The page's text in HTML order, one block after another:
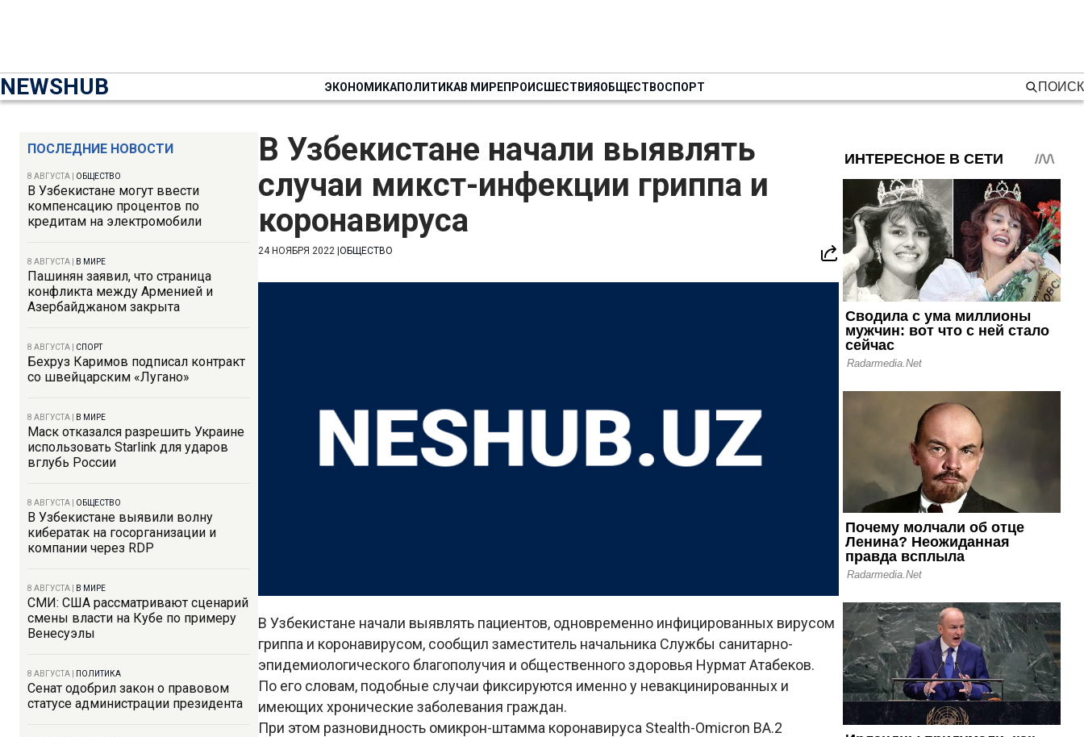
NEWSHUB ЭКОНОМИКАПОЛИТИКАВ МИРЕПРОИСШЕСТВИЯОБЩЕСТВОСПОРТ ПОИСК
ПОСЛЕДНИЕ НОВОСТИ
8 АВГУСТА ОБЩЕСТВО
В Узбекистане могут ввести
компенсацию процентов по
кредитам на электромобили
8 АВГУСТА В МИРЕ
Пашинян заявил, что страница
конфликта между Арменией и
Азербайджаном закрыта
8 АВГУСТА СПОРТ
Бехруз Каримов подписал контракт
со швейцарским «Лугано»
8 АВГУСТА В МИРЕ
Маск отказался разрешить Украине
использовать Starlink для ударов
вглубь России
8 АВГУСТА ОБЩЕСТВО
В Узбекистане выявили волну
кибератак на госорганизации и
компании через RDP
8 АВГУСТА В МИРЕ
СМИ: США рассматривают сценарий
смены власти на Кубе по примеру
Венесуэлы
8 АВГУСТА ПОЛИТИКА
Сенат одобрил закон о правовом
статусе администрации президента
В Узбекистане начали выявлять
случаи микст-инфекции гриппа и
коронавируса
24 НОЯБРЯ 2022 ОБЩЕСТВО
В Узбекистане начали выявлять пациентов, одновременно инфицированных вирусом
гриппа и коронавирусом, сообщил заместитель начальника Службы санитарно-
эпидемиологического благополучия и общественного здоровья Нурмат Атабеков.
По его словам, подобные случаи фиксируются именно у невакцинированных и
имеющих хронические заболевания граждан.
При этом разновидность омикрон-штамма коронавируса Stealth-Omicron BA.2